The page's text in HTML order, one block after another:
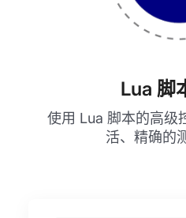
Lua 脚
使用 Lua 脚本的高级
活、精确的